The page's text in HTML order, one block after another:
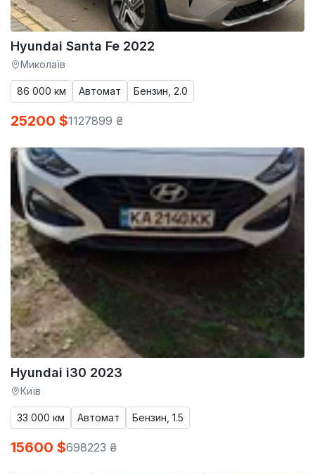
Hyundai Santa Fe 2022
Миколаїв
86 000 км Автомат Бензин, 2.0
25200 $1127899 ₴
Hyundai i30 2023
Київ
33 000 км Автомат Бензин, 1.5
15600 $698223 ₴